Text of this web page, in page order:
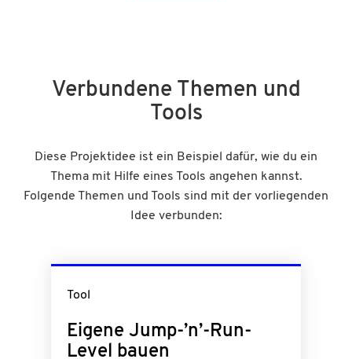
Verbundene Themen und
Tools
Diese Projektidee ist ein Beispiel dafür, wie du ein
Thema mit Hilfe eines Tools angehen kannst.
Folgende Themen und Tools sind mit der vorliegenden
Idee verbunden:
Tool
Eigene Jump-’n’-Run-
Level bauen